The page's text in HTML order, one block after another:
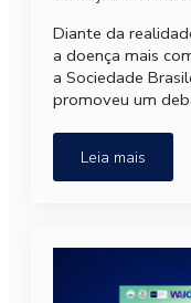
Diante da
a doença mais
a Sociedade
promoveu um
Leia mais